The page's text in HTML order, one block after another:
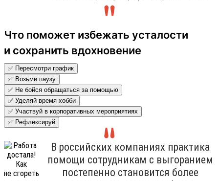
Что поможет избежать усталости
и сохранить вдохновение
✅ Пересмотри график
✅ Возьми паузу
✅ Не бойся обращаться за помощью
✅ Уделяй время хобби
✅ Участвуй в корпоративных мероприятиях
✅ Рефлексируй
В российских компаниях практика
помощи сотрудникам с выгоранием
постепенно становится более